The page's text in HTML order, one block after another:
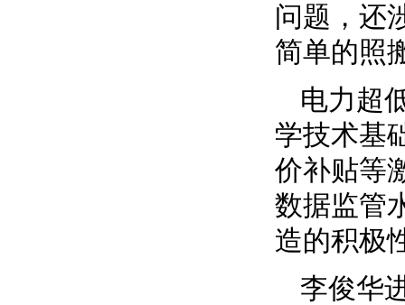
问题，还
简单的照
电力超
学技术基
价补贴等
数据监管
造的积极
李俊华